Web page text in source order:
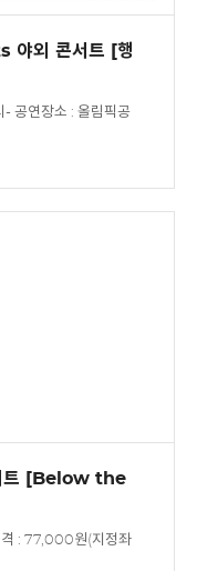
야외 콘서트 [행
- 공연장소 : 올림픽공
트 [Below the
격 : 77,000원(지정좌